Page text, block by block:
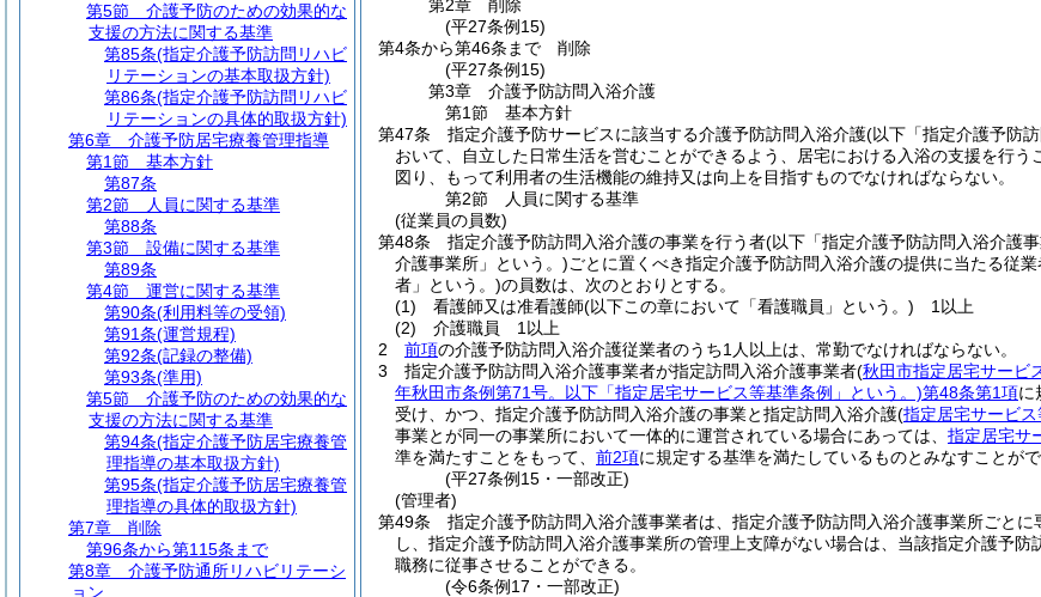
第2章
削除
(平27条例15)
第4条から第46条まで
削除
(平27条例15)
第3章
介護予防訪問入浴介護
第1節
基本方針
第47条
指定介護予防サービスに該当する介護予防訪問入浴介護(以下「指定介護予防
おいて、自立した日常生活を営むことができるよう、居宅における入浴の支援を行
図り、もって利用者の生活機能の維持又は向上を目指すものでなければならない。
第2節
人員に関する基準
(従業員の員数)
第48条
指定介護予防訪問入浴介護の事業を行う者(以下「指定介護予防訪問入浴介護
介護事業所」という。)ごとに置くべき指定介護予防訪問入浴介護の提供に当たる従業
者」という。)の員数は、次のとおりとする。
(1)
看護師又は准看護師(以下この章において「看護職員」という。) 1以上
(2)
介護職員 1以上
2
前項の介護予防訪問入浴介護従業者のうち1人以上は、常勤でなければならない。
3
指定介護予防訪問入浴介護事業者が指定訪問入浴介護事業者(秋田市指定居宅サービ
年秋田市条例第71号。以下「指定居宅サービス等基準条例」という。)第48条第1項に
受け、かつ、指定介護予防訪問入浴介護の事業と指定訪問入浴介護(指定居宅サービ
事業とが同一の事業所において一体的に運営されている場合にあっては、 指定居宅サ
準を満たすことをもって、 前2項に規定する基準を満たしているものとみなすことがで
(平27条例15・一部改正)
(管理者)
第49条
指定介護予防訪問入浴介護事業者は、指定介護予防訪問入浴介護事業所ごと
し、指定介護予防訪問入浴介護事業所の管理上支障がない場合は、当該指定介護予
職務に従事させることができる。
(令6条例17・一部改正)
第5節
介護予防のための効果的な
支援の方法に関する基準
第85条(指定介護予防訪問リハビ
リテーションの基本取扱方針)
第86条(指定介護予防訪問リハビ
リテーションの具体的取扱方針)
第6章
介護予防居宅療養管理指導
第1節
基本方針
第87条
第2節
人員に関する基準
第88条
第3節
設備に関する基準
第89条
第4節
運営に関する基準
第90条(利用料等の受領)
第91条(運営規程)
第92条(記録の整備)
第93条(準用)
第5節
介護予防のための効果的な
支援の方法に関する基準
第94条(指定介護予防居宅療養管
理指導の基本取扱方針)
第95条(指定介護予防居宅療養管
理指導の具体的取扱方針)
第7章
削除
第96条から第115条まで
第8章
介護予防通所リハビリテーシ
ョン